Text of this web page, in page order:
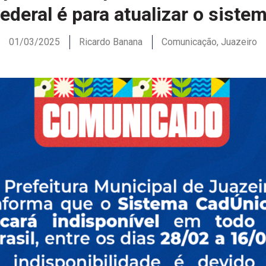
é para atualizar o
01/03/2025 Ricardo Banana Comunicação, Juazeiro